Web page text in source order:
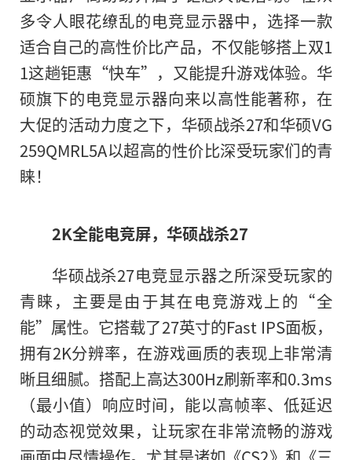
多令人眼花缭乱的电竞显示器中，选择一款
适合自己的高性价比产品，不仅能够搭上双1
1这趟钜惠“快车”，又能提升游戏体验。华
硕旗下的电竞显示器向来以高性能著称，在
大促的活动力度之下，华硕战杀27和华硕VG
259QMRL5A以超高的性价比深受玩家们的青
睐！
2K全能电竞屏，华硕战杀27
华硕战杀27电竞显示器之所深受玩家的
青睐，主要是由于其在电竞游戏上的“全
能”属性。它搭载了27英寸的Fast IPS面板，
拥有2K分辨率，在游戏画质的表现上非常清
晰且细腻。搭配上高达300Hz刷新率和0.3ms
（最小值）响应时间，能以高帧率、低延迟
的动态视觉效果，让玩家在非常流畅的游戏